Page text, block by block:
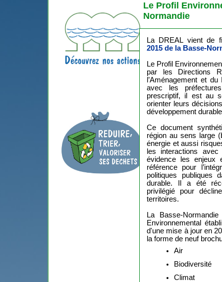
Le Profil
Normandie
La DREAL vient de
2015 de la Basse-
Le Profil
par les Directions
l’Aménagement et
avec les
prescriptif, il est au
orienter leurs
développement
Ce document
région au sens large
énergie et aussi
les interactions
évidence les enjeux
référence pour
politiques publiques
durable. Il a été
privilégié pour
territoires.
La Basse-
Environnemental
d'une mise à jour en
la forme de neuf
Air
Biodiversité
Climat